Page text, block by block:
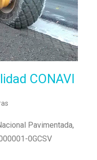
CONAVI
Pavimentada,
0GCSV